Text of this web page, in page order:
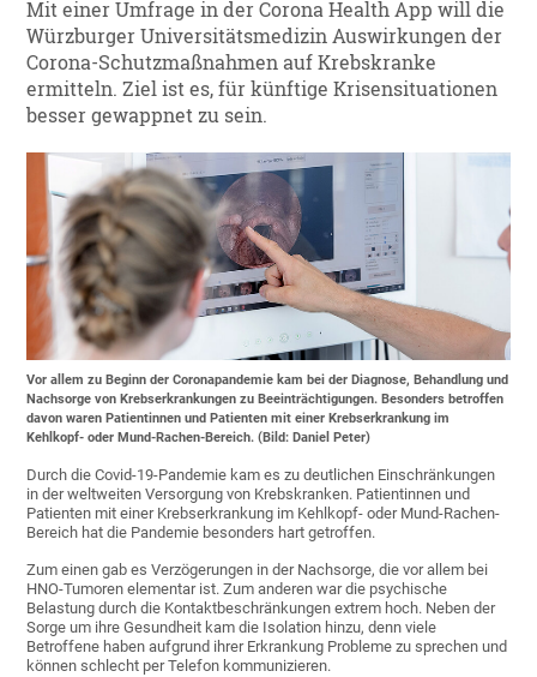
Mit einer Umfrage in der Corona Health App will die
Würzburger Universitätsmedizin Auswirkungen der
Corona-Schutzmaßnahmen auf Krebskranke
ermitteln. Ziel ist es, für künftige Krisensituationen
besser gewappnet zu sein.
Vor allem zu Beginn der Coronapandemie kam bei der Diagnose, Behandlung und
Nachsorge von Krebserkrankungen zu Beeinträchtigungen. Besonders betroffen
davon waren Patientinnen und Patienten mit einer Krebserkrankung im
Kehlkopf- oder Mund-Rachen-Bereich. (Bild: Daniel Peter)
Durch die Covid-19-Pandemie kam es zu deutlichen Einschränkungen
in der weltweiten Versorgung von Krebskranken. Patientinnen und
Patienten mit einer Krebserkrankung im Kehlkopf- oder Mund-Rachen-
Bereich hat die Pandemie besonders hart getroffen.
Zum einen gab es Verzögerungen in der Nachsorge, die vor allem bei
HNO-Tumoren elementar ist. Zum anderen war die psychische
Belastung durch die Kontaktbeschränkungen extrem hoch. Neben der
Sorge um ihre Gesundheit kam die Isolation hinzu, denn viele
Betroffene haben aufgrund ihrer Erkrankung Probleme zu sprechen und
können schlecht per Telefon kommunizieren.